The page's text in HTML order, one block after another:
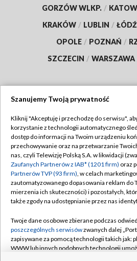
GORZÓW WLKP. /
KRAKÓW / LUBLIN / ŁÓDŹ
OPOLE / POZNAŃ /
SZCZECIN / WARSZAWA
TVP
Abonament TVP
Emisja w TVP
Centrum informacji TVP
Naziemna Telewizja Cyfrowa
Rada Programowa
System NOS
Regulamin
Polityka
Moje
Pomoc
Kontakt
Szanujemy Twoją prywatność
Kliknij "Akceptuję i przechodzę do serwisu",
korzystanie z technologii automatycznego
dostęp do informacji na Twoim urządzeniu
przechowywanie oraz na przetwarzanie
nas, czyli Telewizję Polską S.A. w likwidacji
Zaufanych Partnerów z IAB* (1201 firm) oraz
Partnerów TVP (93 firm), w celach
zautomatyzowanego dopasowania reklam do
mierzenia ich skuteczności) i pozostałych,
także zgody na udostępnianie przez nas
Twoje dane osobowe zbierane podczas
poszczególnych serwisówzwanych dalej
zapisywane za pomocą technologii takich jak:
WWW lub innych podobnych technologii